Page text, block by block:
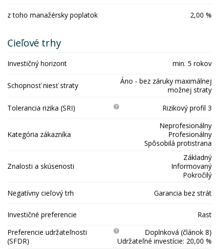
z toho manažérsky poplatok 2,00 %
Cieľové trhy
Investičný horizont min. 5 rokov
Schopnosť niesť straty
Áno - bez záruky maximálnej
možnej straty
Tolerancia rizika (SRI)
Rizikový profil 3
Kategória zákazníka
Neprofesionálny
Profesionálny
Spôsobilá protistrana
Znalosti a skúsenosti
Základný
Informovaný
Pokročilý
Negatívny cieľový trh
Garancia bez strát
Investičné preferencie
Rast
Preferencie udržateľnosti
(SFDR)
Doplnková (článok 8)
Udržateľné investície: 20,00 %